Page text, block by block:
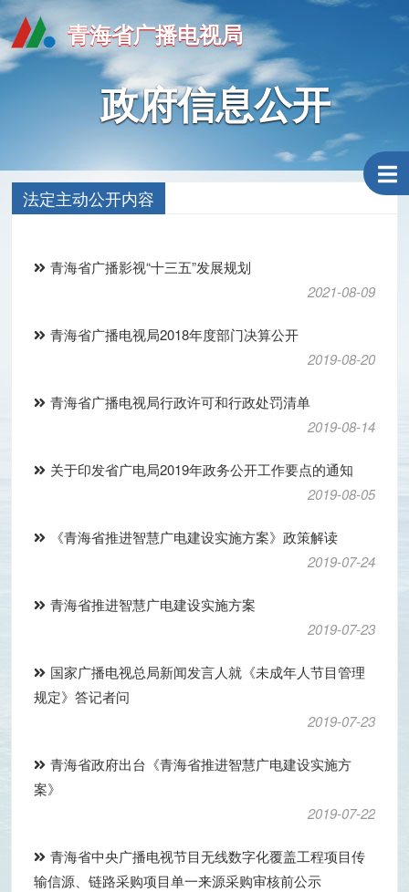
青海省广播电视局
政府信息公开
法定主动公开内容
青海省广播影视“十三五”发展规划
2021-08-09
青海省广播电视局2018年度部门决算公开
2019-08-20
青海省广播电视局行政许可和行政处罚清单
2019-08-14
关于印发省广电局2019年政务公开工作要点的通知
2019-08-05
《青海省推进智慧广电建设实施方案》政策解读
2019-07-24
青海省推进智慧广电建设实施方案
2019-07-23
国家广播电视总局新闻发言人就《未成年人节目管理
规定》答记者问
2019-07-23
青海省政府出台《青海省推进智慧广电建设实施方
案》
2019-07-22
青海省中央广播电视节目无线数字化覆盖工程项目传
输信源、链路采购项目单一来源采购审核前公示